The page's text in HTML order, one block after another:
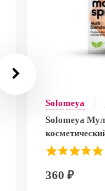
Solomeya
Solomeya
/ Multi
360 ₽